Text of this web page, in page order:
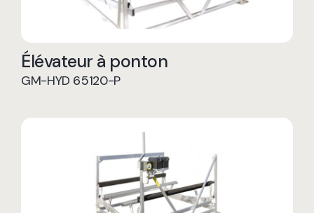
Élévateur à ponton
GM-HYD 65120-P